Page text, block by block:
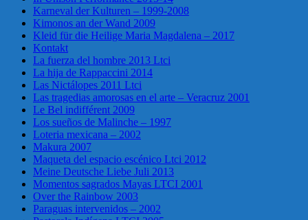
Karneval der Kulturen – 1999-2008
Kimonos an der Wand 2009
Kleid für die Heilige Maria Magdalena – 2017
Kontakt
La fuerza del hombre 2013 Ltci
La hija de Rappaccini 2014
Las Nictálopes 2011 Ltci
Las tragedias amorosas en el arte – Veracruz 2001
Le Bel indifférent 2009
Los sueños de Malinche – 1997
Loteria mexicana – 2002
Makura 2007
Maqueta del espacio escénico Ltci 2012
Meine Deutsche Liebe Juli 2013
Momentos sagrados Mayas LTCI 2001
Over the Rainbow 2003
Paraguas intervenidos – 2002